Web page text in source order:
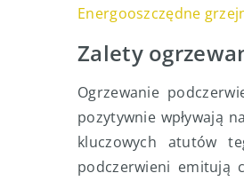
Energooszczędne
Zalety
Ogrzewanie
pozytywnie wpływają
kluczowych atutów
podczerwieni emitują